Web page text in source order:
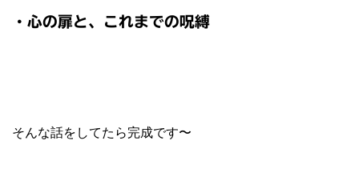
・心の扉と、これまでの呪縛
そんな話をしてたら完成です〜